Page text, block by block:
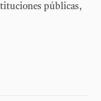
públicas,